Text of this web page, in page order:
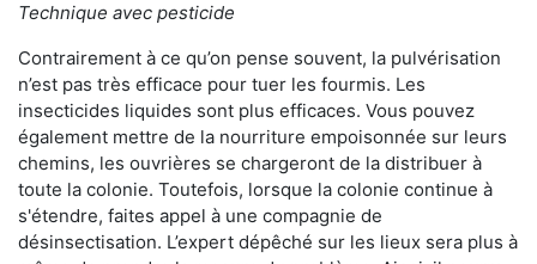
Technique avec pesticide
Contrairement à ce qu’on pense souvent, la pulvérisation
n’est pas très efficace pour tuer les fourmis. Les
insecticides liquides sont plus efficaces. Vous pouvez
également mettre de la nourriture empoisonnée sur leurs
chemins, les ouvrières se chargeront de la distribuer à
toute la colonie. Toutefois, lorsque la colonie continue à
s'étendre, faites appel à une compagnie de
désinsectisation. L’expert dépêché sur les lieux sera plus à